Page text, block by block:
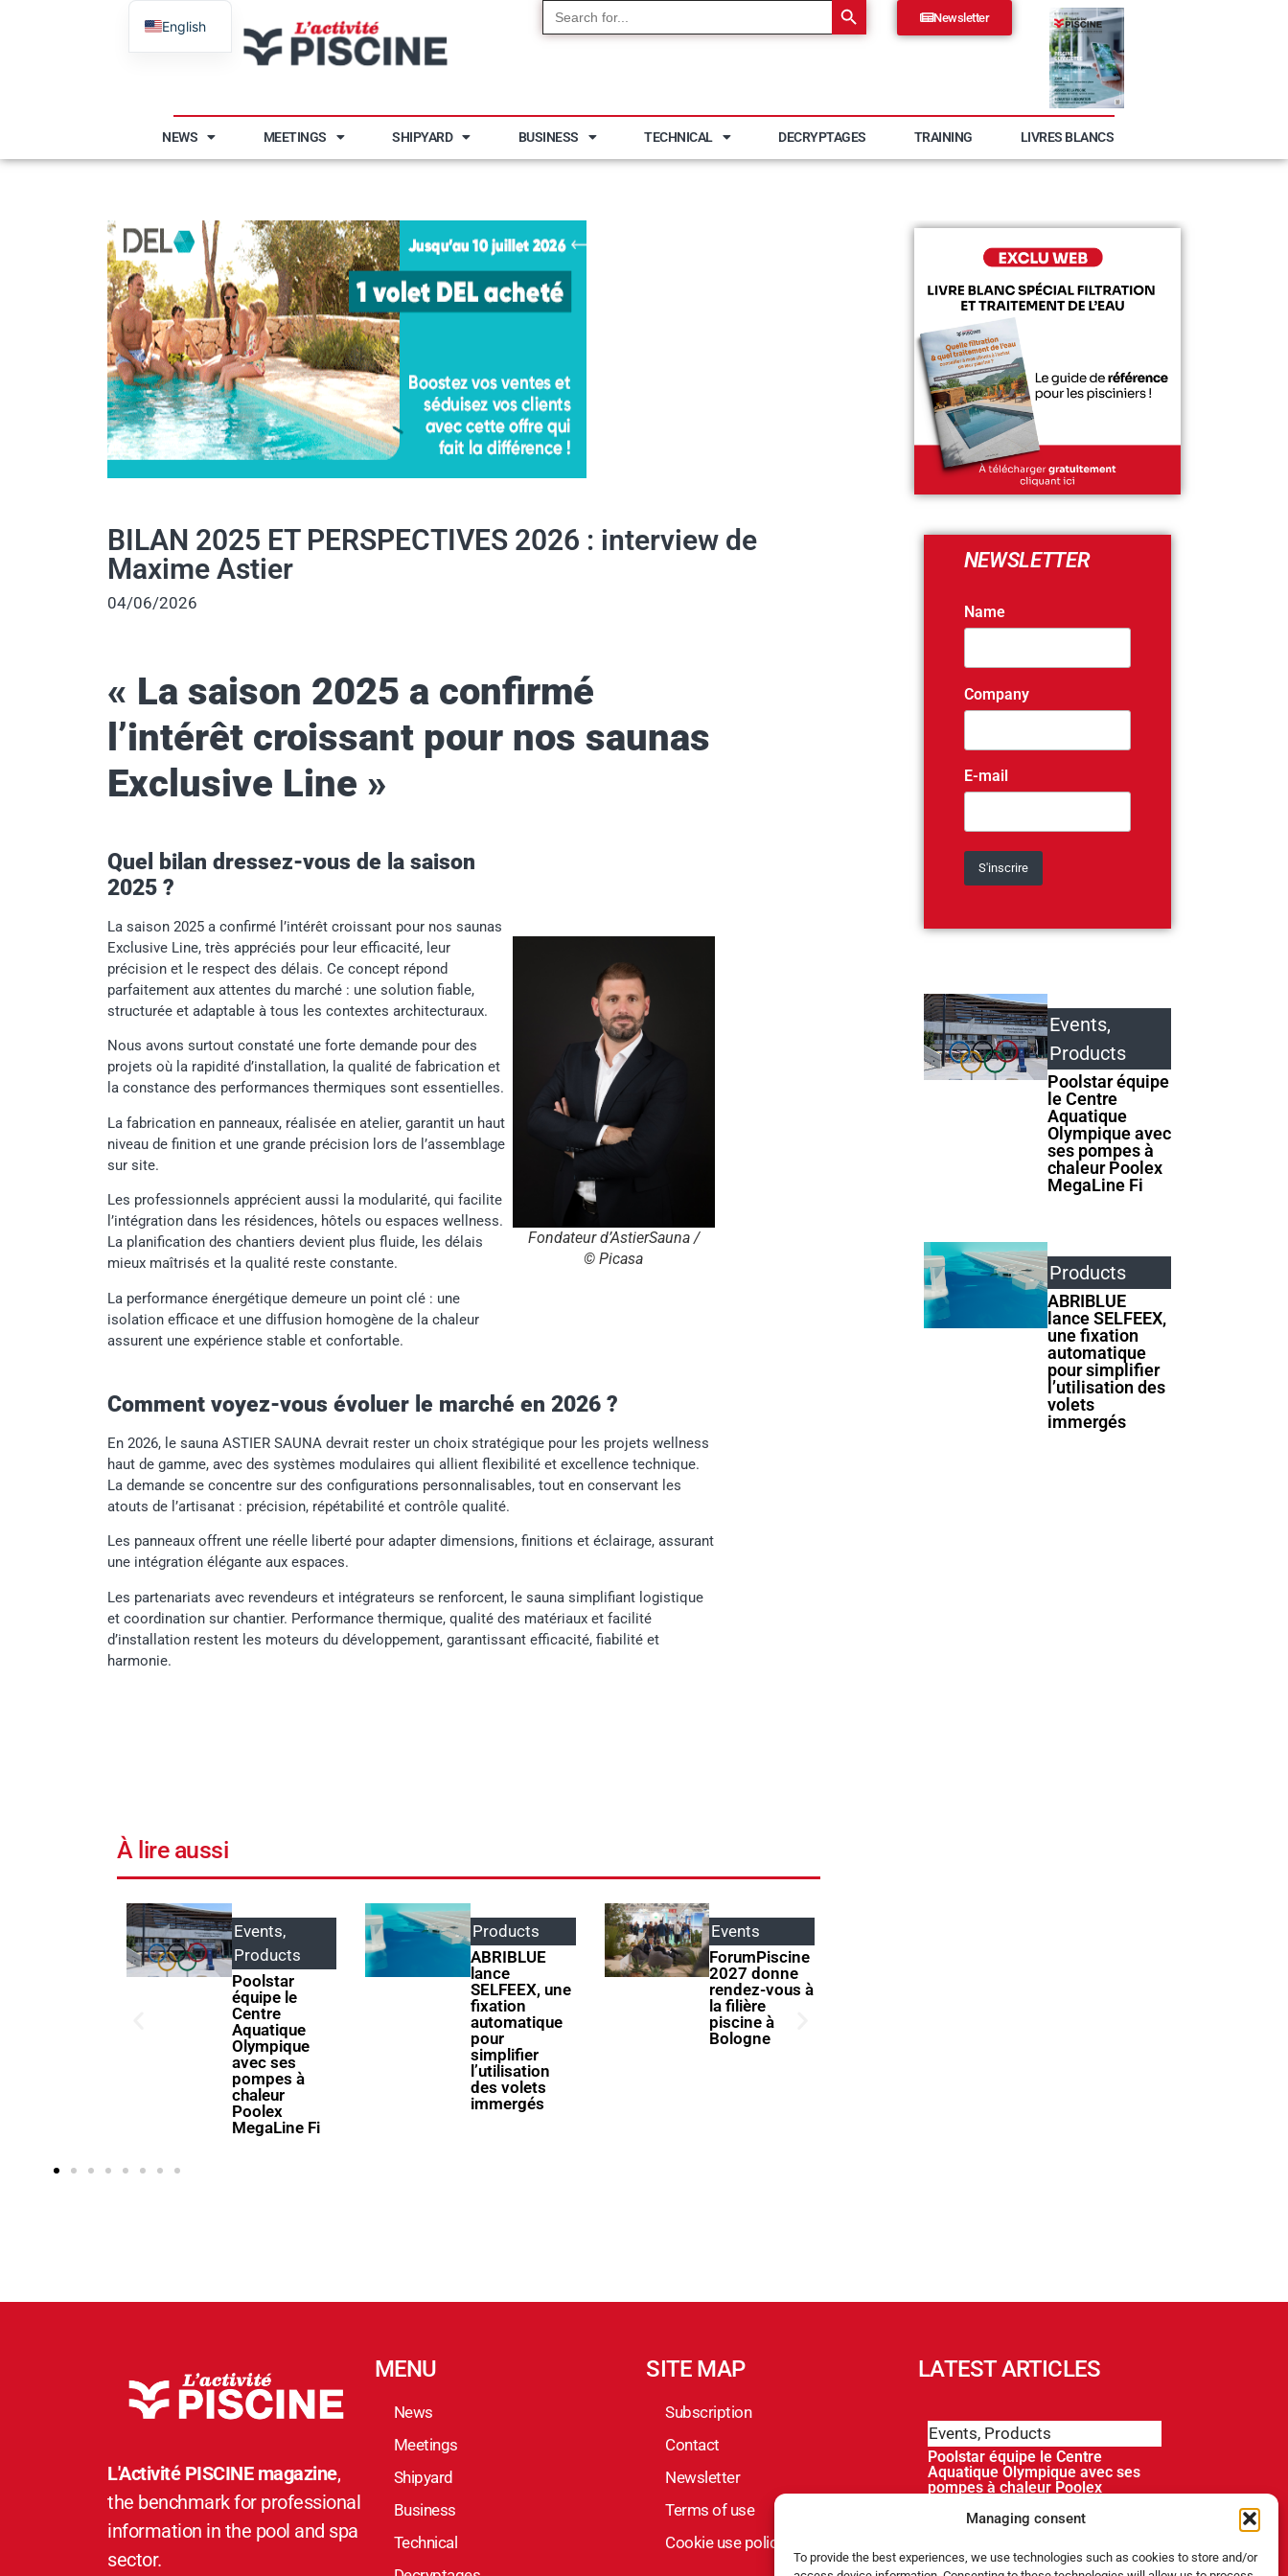
Managing consent
To provide the best experiences, we use technologies such as cookies to store and/or
Search
for:
Newsletter
NEWS MEETINGS SHIPYARD BUSINESS TECHNICAL DECRYPTAGES TRAINING LIVRES BLANCS
BILAN 2025 ET PERSPECTIVES 2026 : interview de
Maxime Astier
04/06/2026
« La saison 2025 a confirmé
l’intérêt croissant pour nos saunas
Exclusive Line »
Quel bilan dressez-vous de la saison
2025 ?
La saison 2025 a confirmé l’intérêt croissant pour nos saunas
Exclusive Line, très appréciés pour leur efficacité, leur
précision et le respect des délais. Ce concept répond
parfaitement aux attentes du marché : une solution fiable,
structurée et adaptable à tous les contextes architecturaux.
Nous avons surtout constaté une forte demande pour des
projets où la rapidité d’installation, la qualité de fabrication et
la constance des performances thermiques sont essentielles.
La fabrication en panneaux, réalisée en atelier, garantit un haut
niveau de finition et une grande précision lors de l’assemblage
sur site.
Les professionnels apprécient aussi la modularité, qui facilite
l’intégration dans les résidences, hôtels ou espaces wellness.
La planification des chantiers devient plus fluide, les délais
mieux maîtrisés et la qualité reste constante.
La performance énergétique demeure un point clé : une
isolation efficace et une diffusion homogène de la chaleur
assurent une expérience stable et confortable.
Fondateur d’AstierSauna /
© Picasa
Comment voyez-vous évoluer le marché en 2026 ?
En 2026, le sauna ASTIER SAUNA devrait rester un choix stratégique pour les projets wellness
haut de gamme, avec des systèmes modulaires qui allient flexibilité et excellence technique.
La demande se concentre sur des configurations personnalisables, tout en conservant les
atouts de l’artisanat : précision, répétabilité et contrôle qualité.
Les panneaux offrent une réelle liberté pour adapter dimensions, finitions et éclairage, assurant
une intégration élégante aux espaces.
Les partenariats avec revendeurs et intégrateurs se renforcent, le sauna simplifiant logistique
et coordination sur chantier. Performance thermique, qualité des matériaux et facilité
d’installation restent les moteurs du développement, garantissant efficacité, fiabilité et
harmonie.
À lire aussi
Products
ABRIBLUE
lance
SELFEEX, une
fixation
automatique
pour
simplifier
l’utilisation
des volets
immergés
Events
ForumPiscine
2027 donne
rendez-vous à
la filière
piscine à
Bologne
Parole
d'apprentis
Henri Garnier
: « Il ne faut
jamais
s’arrêter à ce
qu’on sait
NEWSLETTER
Name
Company
E-mail
Events,
Products
Poolstar équipe
le Centre
Aquatique
Olympique avec
ses pompes à
chaleur Poolex
MegaLine Fi
Products
ABRIBLUE
lance SELFEEX,
une fixation
automatique
pour simplifier
l’utilisation des
volets
immergés
L'Activité PISCINE magazine,
the benchmark for professional
information in the pool and spa
sector.
MENU
News
Meetings
Shipyard
Business
Technical
SITE MAP
Subscription
Contact
Newsletter
Terms of use
Cookie use policy
LATEST ARTICLES
Events, Products
Poolstar équipe le Centre
Aquatique Olympique avec ses
pompes à chaleur Poolex
Products
English